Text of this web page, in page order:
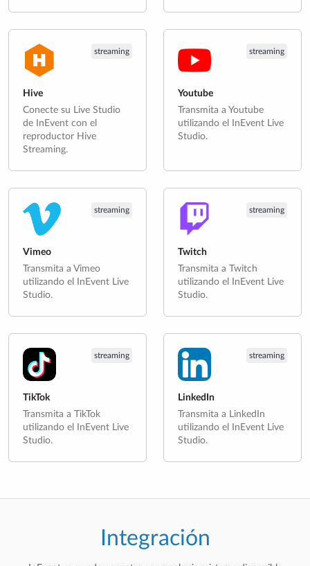
streaming
Hive
Conecte su Live Studio
de InEvent con el
reproductor Hive
Streaming.
streaming
Youtube
Transmita a Youtube
utilizando el InEvent Live
Studio.
streaming
Vimeo
Transmita a Vimeo
utilizando el InEvent Live
Studio.
streaming
Twitch
Transmita a Twitch
utilizando el InEvent Live
Studio.
streaming
TikTok
Transmita a TikTok
utilizando el InEvent Live
Studio.
streaming
LinkedIn
Transmita a LinkedIn
utilizando el InEvent Live
Studio.
Integración